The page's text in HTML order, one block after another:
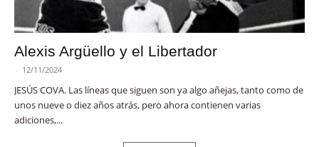
Alexis Argüello y el Libertador
- 12/11/2024
JESÚS COVA. Las líneas que siguen son ya algo añejas, tanto como de
unos nueve o diez años atrás, pero ahora contienen varias
adiciones,...